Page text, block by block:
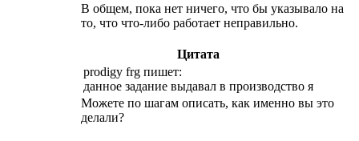
В общем, пока нет ничего, что бы указывало на
то, что что-либо работает неправильно.
Цитата
prodigy frg пишет:
данное задание выдавал в производство я
Можете по шагам описать, как именно вы это
делали?